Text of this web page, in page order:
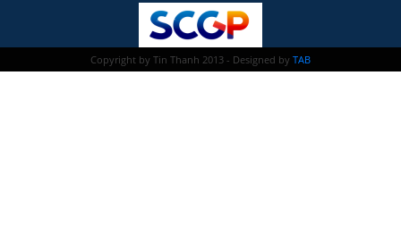
Copyright by Tin Thanh 2013 - Designed by TAB